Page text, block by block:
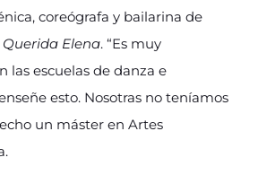
coreógrafa y bailarina de
Elena. “Es muy
las escuelas de danza e
esto. Nosotras no teníamos
un máster en Artes